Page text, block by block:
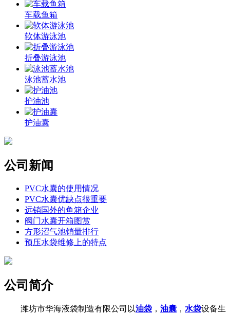
车载鱼箱
软体游泳池
折叠游泳池
泳池蓄水池
护油池
护油囊
公司新闻
PVC水囊的使用情况
PVC水囊优缺点很重要
远销国外的鱼箱企业
阀门水囊开箱图赏
方形沼气池销量排行
预压水袋维修上的特点
公司简介
潍坊市华海液袋制造有限公司以油袋 ， 油囊 ， 水袋设备生